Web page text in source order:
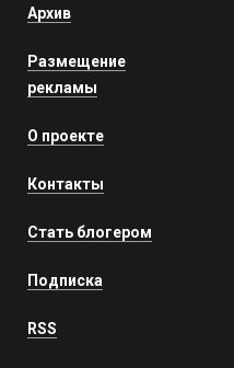
Архив
Размещение
рекламы
О проекте
Контакты
Стать блогером
Подписка
RSS